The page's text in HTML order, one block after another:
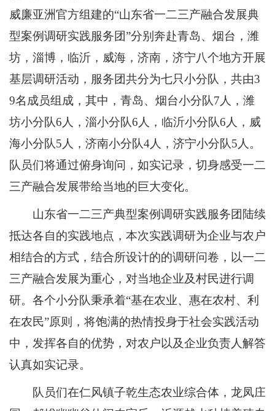
威廉亚洲官方组建的“山东省一二三产融合发展典
型案例调研实践服务团”分别奔赴青岛、烟台，潍
坊，淄博，临沂，威海，济南，济宁八个地方开展
基层调研活动，服务团共分为七只小分队，共由3
9名成员组成，其中，青岛、烟台小分队7人，潍
坊小分队6人，淄小分队6人，临沂小分队6人，威
海小分队5人，济南小分队4人，济宁小分队5人。
队员们将通过俯身询问，如实记录，切身感受一二
三产融合发展带给当地的巨大变化。
山东省一二三产典型案例调研实践服务团陆续
抵达各自的实践地点，本次实践调研为企业与农户
相结合的方式，结合所设计的的调研问卷，以一二
三产融合发展为重心，对当地企业及村民进行调
研。各个小分队秉承着“基在农业、惠在农村、利
在农民”原则，将饱满的热情投身于社会实践活动
中，发挥各自的优势，对农户以及企业负责人解答
认真如实记录。
队员们在仁风镇子乾生态农业综合体，龙凤庄